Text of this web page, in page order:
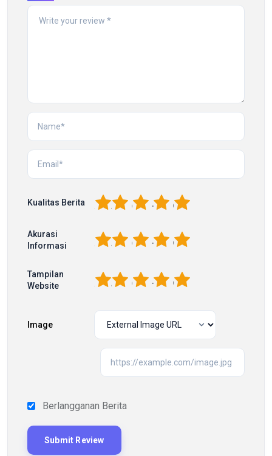
Kualitas Berita 5
4
3
2
Akurasi
Informasi
5
4
3
2
Tampilan
Website
5
4
3
2
Image
Berlangganan Berita